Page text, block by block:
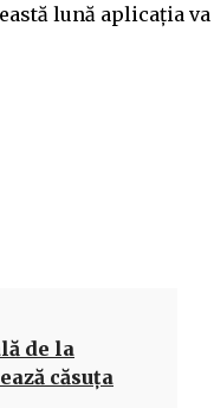
lună aplicaţia
de la
căsuţa